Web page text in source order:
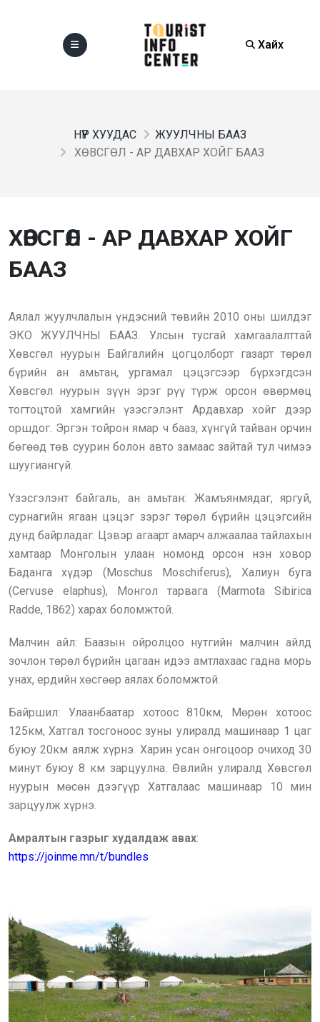
Хайх
НҮҮР ХУУДАС
ЖУУЛЧНЫ БААЗ
ХӨВСГӨЛ - АР ДАВХАР ХОЙГ БААЗ
ХӨВСГӨЛ - АР ДАВХАР ХОЙГ
БААЗ
Аялал жуулчлалын үндэсний төвийн 2010 оны шилдэг
ЭКО ЖУУЛЧНЫ БААЗ. Улсын тусгай хамгаалалттай
Хөвсгөл нуурын Байгалийн цогцолборт газарт төрөл
бүрийн ан амьтан, ургамал цэцэгсээр бүрхэгдсэн
Хөвсгөл нуурын зүүн эрэг рүү түрж орсон өвөрмөц
тогтоцтой хамгийн үзэсгэлэнт Ардавхар хойг дээр
оршдог. Эргэн тойрон ямар ч бааз, хүнгүй тайван орчин
бөгөөд төв суурин болон авто замаас зайтай тул чимээ
шуугиангүй.
Yзэсгэлэнт байгаль, ан амьтан: Жамъянмядаг, яргуй,
сурнагийн ягаан цэцэг зэрэг төрөл бүрийн цэцэгсийн
дунд байрладаг. Цэвэр агаарт амарч алжаалаа тайлахын
хамтаар Монголын улаан номонд орсон нэн ховор
Баданга хүдэр (Moschus Moschiferus), Халиун буга
(Cervuse elaphus), Монгол тарвага (Marmota Sibirica
Radde, 1862) харах боломжтой.
Малчин айл: Баазын ойролцоо нутгийн малчин айлд
зочлон төрөл бүрийн цагаан идээ амтлахаас гадна морь
унах, ердийн хөсгөөр аялах боломжтой.
Байршил: Улаанбаатар хотоос 810км, Мөрөн хотоос
125км, Хатгал тосгоноос зуны улиралд машинаар 1 цаг
буюу 20км аялж хүрнэ. Харин усан онгоцоор очиход 30
минут буюу 8 км зарцуулна. Өвлийн улиралд Хөвсгөл
нуурын мөсөн дээгүүр Хатгалаас машинаар 10 мин
зарцуулж хүрнэ.
Амралтын газрыг худалдаж авах:
https://joinme.mn/t/bundles